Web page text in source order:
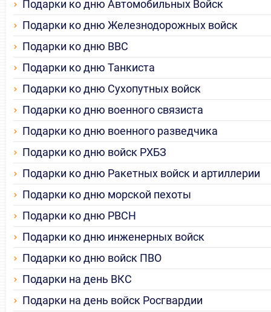
Подарки ко дню Автомобильных Войск
Подарки ко дню Железнодорожных войск
Подарки ко дню ВВС
Подарки ко дню Танкиста
Подарки ко дню Сухопутных войск
Подарки ко дню военного связиста
Подарки ко дню военного разведчика
Подарки ко дню войск РХБЗ
Подарки ко дню Ракетных войск и артиллерии
Подарки ко дню морской пехоты
Подарки ко дню РВСН
Подарки ко дню инженерных войск
Подарки ко дню войск ПВО
Подарки на день ВКС
Подарки на день войск Росгвардии